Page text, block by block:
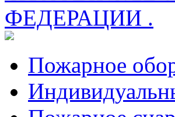
ФЕДЕРАЦИИ .
Пожарное